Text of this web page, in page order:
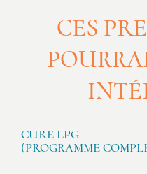
CES
CURE LPG
(PROGRAMME